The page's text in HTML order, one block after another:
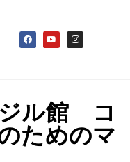
ル館 コ
ためのマ